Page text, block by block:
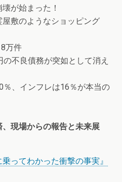
が始まった！
敷のようなショッピング
万件
不良債務が突如として消え
％、インフレは16％が本当の
現場からの報告と未来展
ってわかった衝撃の事実』